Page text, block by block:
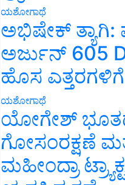
ಯಶೋಗಾಥೆ
ಅಭಿಷೇಕ್ ತ್ಯಾಗಿ:
ಅರ್ಜುನ್ 605
ಹೊಸ ಎತ್ತರಗಳಿಗೆ
ಯಶೋಗಾಥೆ
ಯೋಗೇಶ್
ಗೋಸಂರಕ್ಷಣೆ
ಮಹೀಂದ್ರಾ